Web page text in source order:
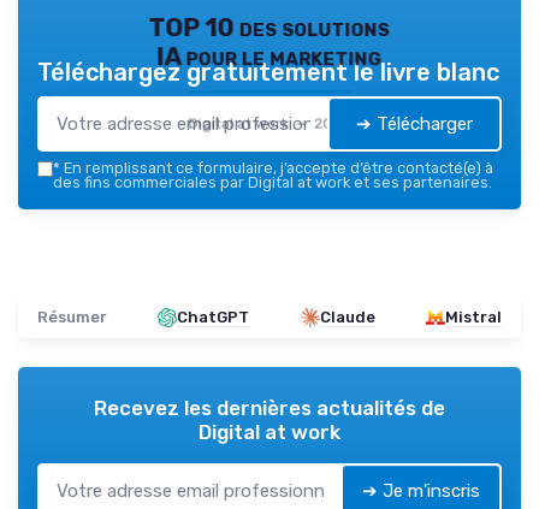
TOP 10 des solutions
IA pour le marketing
Digital at work — 2026
Téléchargez gratuitement le livre blanc
➔ Télécharger
* En remplissant ce formulaire, j’accepte d’être contacté(e) à
des fins commerciales par Digital at work et ses partenaires.
Résumer ChatGPT Claude Mistral
Recevez les dernières actualités de
Digital at work
➔ Je m'inscris